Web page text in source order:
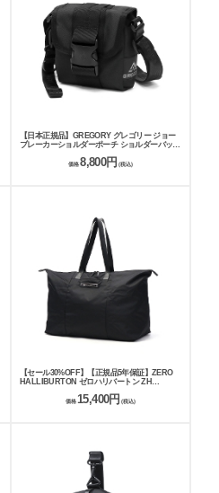
【日本正規品】GREGORY グレゴリー ジョー
ブレーカーショルダーポーチ ショルダーバッグ
価格8,800円 (税込)
【セール30%OFF】【正規品5年保証】ZERO
HALLIBURTON ゼロハリバートン ZH
価格 15,400円 (税込)